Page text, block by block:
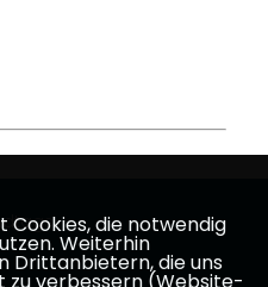
Cookies, die notwendig
Weiterhin
Drittanbietern, die uns